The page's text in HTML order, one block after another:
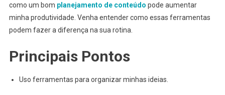
como um bom planejamento de conteúdo pode aumentar
minha produtividade. Venha entender como essas ferramentas
podem fazer a diferença na sua rotina.
Principais Pontos
Uso ferramentas para organizar minhas ideias.